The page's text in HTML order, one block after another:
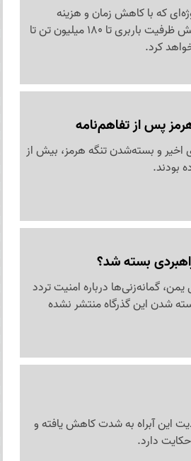
که با کاهش زمان و هزینه
حمل‌ونقل، توسعه صنعت لجستیک و کشتی‌سازی و افزایش ظرفیت باربری تا 180 میلیون تن تا
پس از تفاهم‌نامه
اخیر و بسته‌شدن تنگه هرمز، بیش از
بسته شد؟
گمانه‌زنی‌ها درباره امنیت تردد
شدن این گذرگاه منتشر نشده
این آبراه به شدت کاهش یافته و